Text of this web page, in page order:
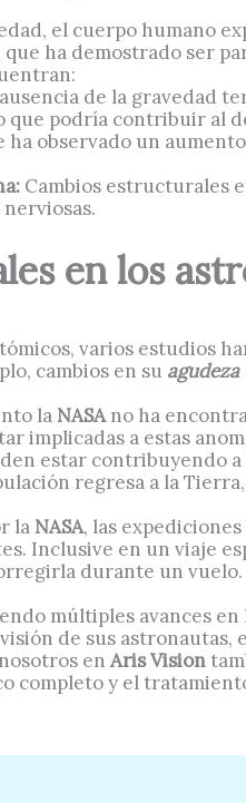
el cuerpo humano
que ha demostrado ser
de la gravedad
podría contribuir al
ha observado un
Cambios estructurales
en los
varios estudios
cambios en su
la NASAno ha
implicadas a estas
estar contribuyendo
regresa a la
la NASA, las
Inclusive en un viaje
durante un vuelo.
múltiples avances
de sus
en Aris Vision
completo y el